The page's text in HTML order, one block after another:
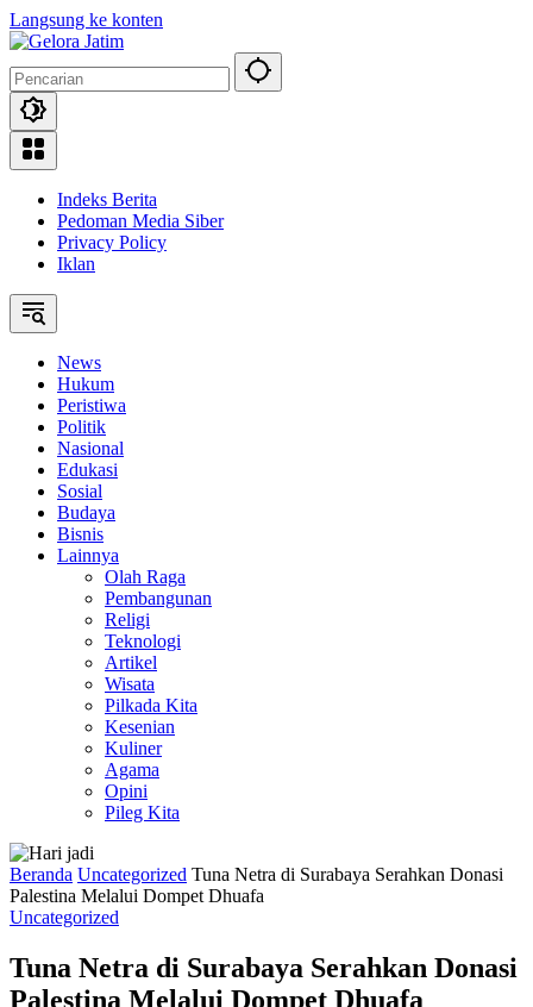
Langsung ke konten
Indeks Berita
Pedoman Media Siber
Privacy Policy
Iklan
News
Hukum
Peristiwa
Politik
Nasional
Edukasi
Sosial
Budaya
Bisnis
Lainnya
Olah Raga
Pembangunan
Religi
Teknologi
Artikel
Wisata
Pilkada Kita
Kesenian
Kuliner
Agama
Opini
Pileg Kita
Beranda Uncategorized Tuna Netra di Surabaya Serahkan Donasi
Palestina Melalui Dompet Dhuafa
Uncategorized
Tuna Netra di Surabaya Serahkan Donasi
Palestina Melalui Dompet Dhuafa